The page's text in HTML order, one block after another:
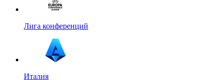
Лига конференций
Италия